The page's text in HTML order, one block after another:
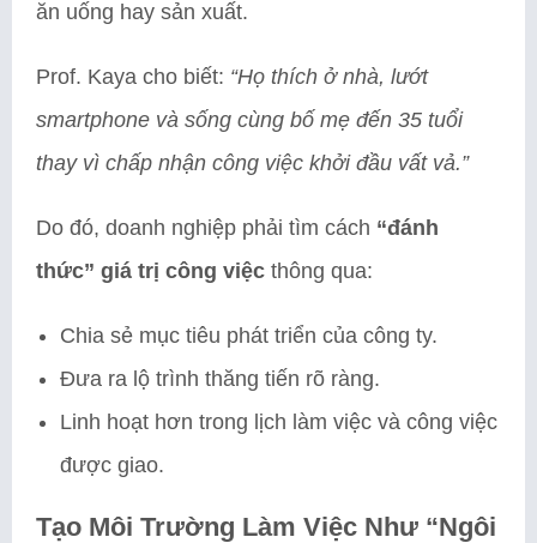
ăn uống hay sản xuất.
Prof. Kaya cho biết: “Họ thích ở nhà, lướt
smartphone và sống cùng bố mẹ đến 35 tuổi
thay vì chấp nhận công việc khởi đầu vất vả.”
Do đó, doanh nghiệp phải tìm cách “đánh
thức” giá trị công việc thông qua:
Chia sẻ mục tiêu phát triển của công ty.
Đưa ra lộ trình thăng tiến rõ ràng.
Linh hoạt hơn trong lịch làm việc và công việc
được giao.
Tạo Môi Trường Làm Việc Như “Ngôi